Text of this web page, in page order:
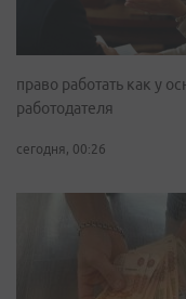
право работать как у
работодателя
сегодня, 00:26